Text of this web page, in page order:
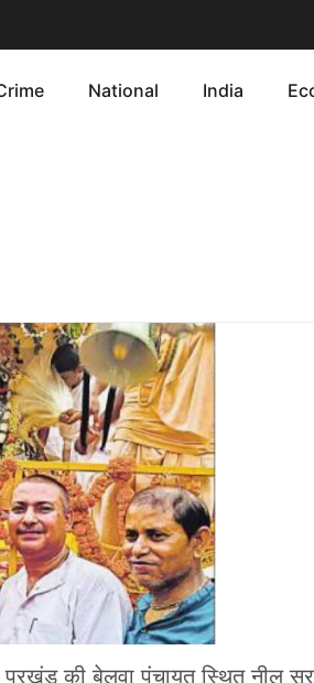
National India
की बेलवा पंचायत स्थित नील